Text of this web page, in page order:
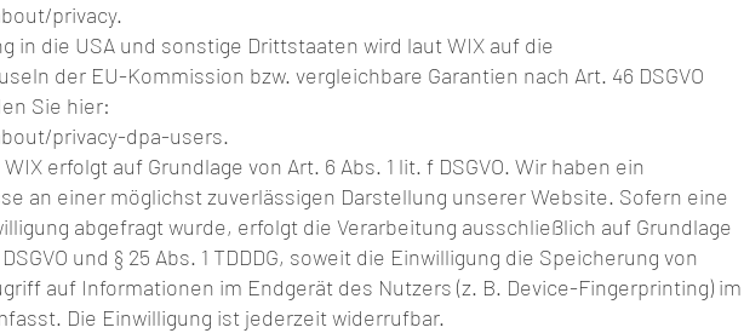
privacy.
in die USA und sonstige Drittstaaten wird laut WIX auf die
der EU-Kommission bzw. vergleichbare Garantien nach Art. 46 DSGVO
Sie hier:
privacy-dpa-users.
erfolgt auf Grundlage von Art. 6 Abs. 1 lit. f DSGVO. Wir haben ein
an einer möglichst zuverlässigen Darstellung unserer Website. Sofern eine
abgefragt wurde, erfolgt die Verarbeitung ausschließlich auf Grundlage
und § 25 Abs. 1 TDDDG, soweit die Einwilligung die Speicherung von
auf Informationen im Endgerät des Nutzers (z. B. Device-Fingerprinting) im
Die Einwilligung ist jederzeit widerrufbar.